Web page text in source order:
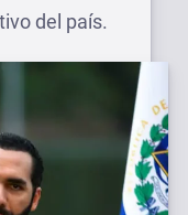
del país.